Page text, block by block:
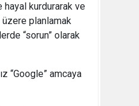
kurdurarak ve
planlamak
“sorun” olarak
“Google” amcaya